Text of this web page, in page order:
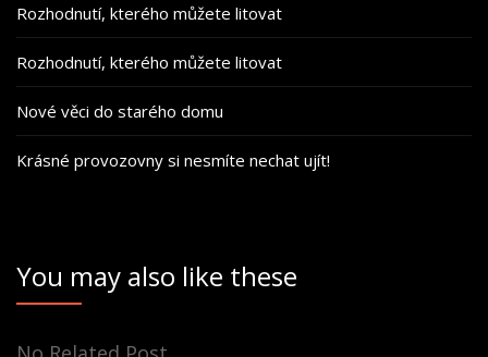
Rozhodnutí, kterého můžete litovat
Rozhodnutí, kterého můžete litovat
Nové věci do starého domu
Krásné provozovny si nesmíte nechat ujít!
You may also like these